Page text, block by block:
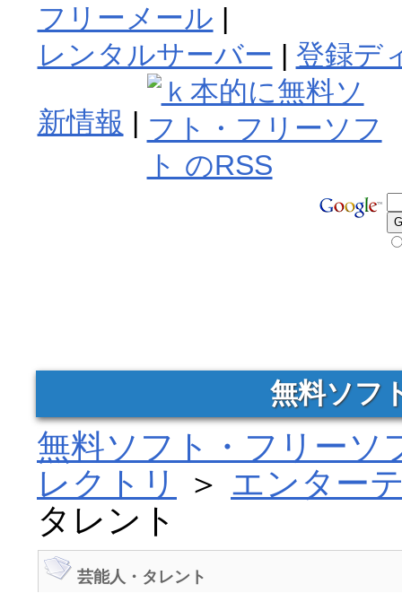
フリーメール |
レンタルサーバー | 登録デ
新情報 |
無料ソフ
無料ソフト・フリーソ
レクトリ
＞ エンター
タレント
芸能人・タレント